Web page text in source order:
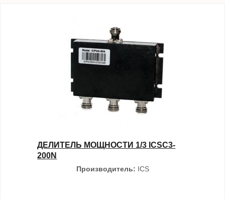
ДЕЛИТЕЛЬ МОЩНОСТИ 1/3 ICSC3-
200N
Производитель: ICS